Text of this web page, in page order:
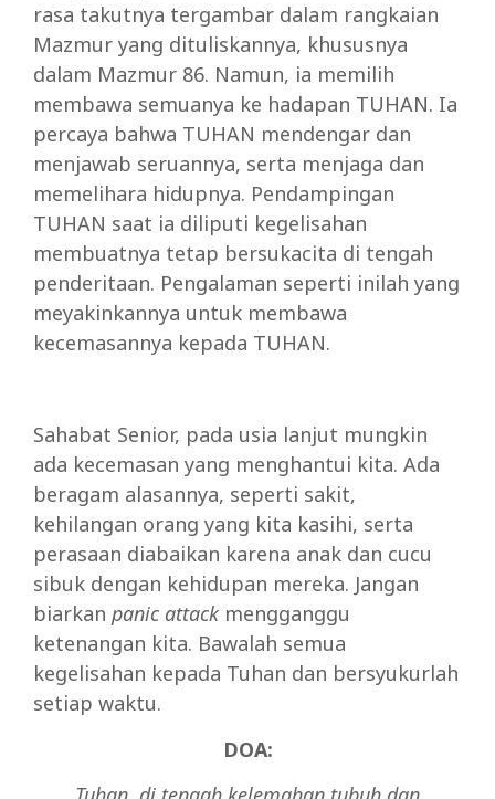
rasa takutnya tergambar dalam rangkaian
Mazmur yang dituliskannya, khususnya
dalam Mazmur 86. Namun, ia memilih
membawa semuanya ke hadapan TUHAN. Ia
percaya bahwa TUHAN mendengar dan
menjawab seruannya, serta menjaga dan
memelihara hidupnya. Pendampingan
TUHAN saat ia diliputi kegelisahan
membuatnya tetap bersukacita di tengah
penderitaan. Pengalaman seperti inilah yang
meyakinkannya untuk membawa
kecemasannya kepada TUHAN.
Sahabat Senior, pada usia lanjut mungkin
ada kecemasan yang menghantui kita. Ada
beragam alasannya, seperti sakit,
kehilangan orang yang kita kasihi, serta
perasaan diabaikan karena anak dan cucu
sibuk dengan kehidupan mereka. Jangan
biarkan panic attack mengganggu
ketenangan kita. Bawalah semua
kegelisahan kepada Tuhan dan bersyukurlah
setiap waktu.
DOA: